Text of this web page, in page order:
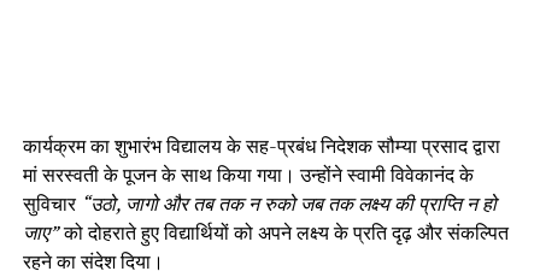
कार्यक्रम का शुभारंभ विद्यालय के सह-प्रबंध निदेशक सौम्या प्रसाद द्वारा
मां सरस्वती के पूजन के साथ किया गया। उन्होंने स्वामी विवेकानंद के
सुविचार “उठो, जागो और तब तक न रुको जब तक लक्ष्य की प्राप्ति न हो
जाए”को दोहराते हुए विद्यार्थियों को अपने लक्ष्य के प्रति दृढ़ और संकल्पित
रहने का संदेश दिया।